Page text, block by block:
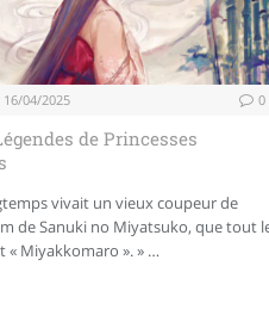
16/04/2025 0
de Princesses
vivait un vieux coupeur de
de Sanuki no Miyatsuko, que tout
« Miyakkomaro ». » …